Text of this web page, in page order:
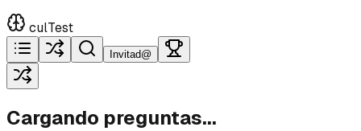
culTest
Invitad@
Cargando preguntas...